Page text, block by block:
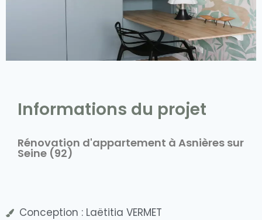
Informations du projet
Rénovation d'appartement à Asnières sur
Seine (92)
Conception : Laëtitia VERMET